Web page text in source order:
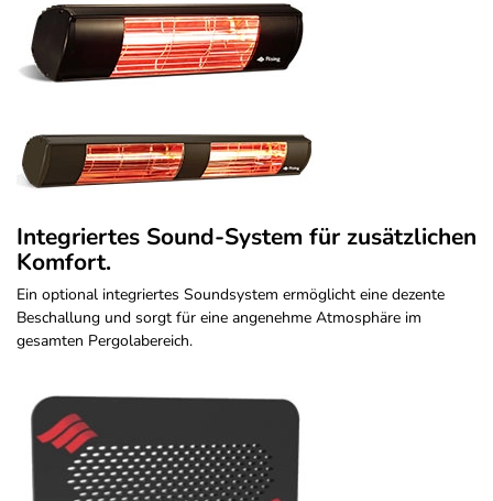
Integriertes Sound-System für zusätzlichen
Komfort.
Ein optional integriertes Soundsystem ermöglicht eine dezente
Beschallung und sorgt für eine angenehme Atmosphäre im
gesamten Pergolabereich.